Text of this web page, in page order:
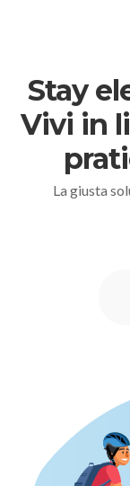
Stay
Vivi in
La giusta